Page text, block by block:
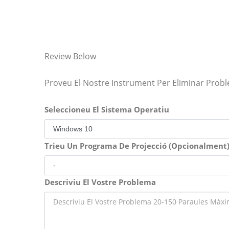
Review Below
Proveu El Nostre Instrument Per Eliminar
Seleccioneu El Sistema Operatiu
Trieu Un Programa De Projecció (Opcionalment)
Descriviu El Vostre Problema